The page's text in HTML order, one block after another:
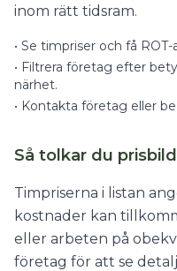
inom rätt tidsram.
• Se timpriser och få
• Filtrera företag efter
närhet.
• Kontakta företag eller
Så tolkar du
Timpriserna i listan
kostnader kan
eller arbeten på
företag för att se